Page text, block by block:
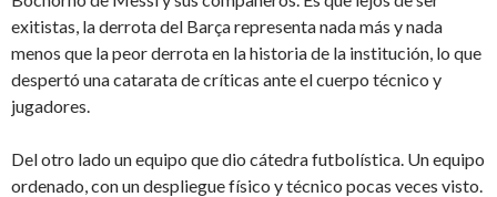
exitistas, la derrota del Barça representa nada más y nada
menos que la peor derrota en la historia de la institución, lo que
despertó una catarata de críticas ante el cuerpo técnico y
jugadores.
Del otro lado un equipo que dio cátedra futbolística. Un equipo
ordenado, con un despliegue físico y técnico pocas veces visto.